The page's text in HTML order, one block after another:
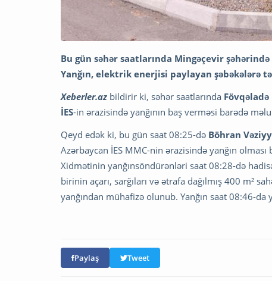
Bu gün səhər saatlarında Mingəçevir
Yanğın, elektrik enerjisi paylayan şəbəkələrə
Xeberler.az bildirir ki, səhər saatlarında
İES-in ərazisində yanğının baş verməsi barədə
Qeyd edək ki, bu gün saat 08:25-də Böhran
Azərbaycan İES MMC-nin ərazisində yanğın
Xidmətinin yanğınsöndürənləri saat 08:28-də
birinin açarı, sarğıları və ətrafa dağılmış 400 m²
yanğından mühafizə olunub. Yanğın saat 08:46-
Paylaş Tweet